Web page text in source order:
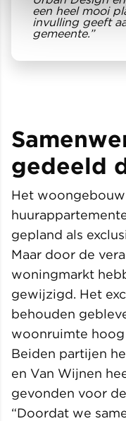
een heel mooi
invulling geeft
gemeente.”
gedeeld
Het
gepland als
Maar door de
woningmarkt
gewijzigd. Het
behouden
woonruimte
Beiden partijen
en Van Wijnen
gevonden voor
“Doordat we